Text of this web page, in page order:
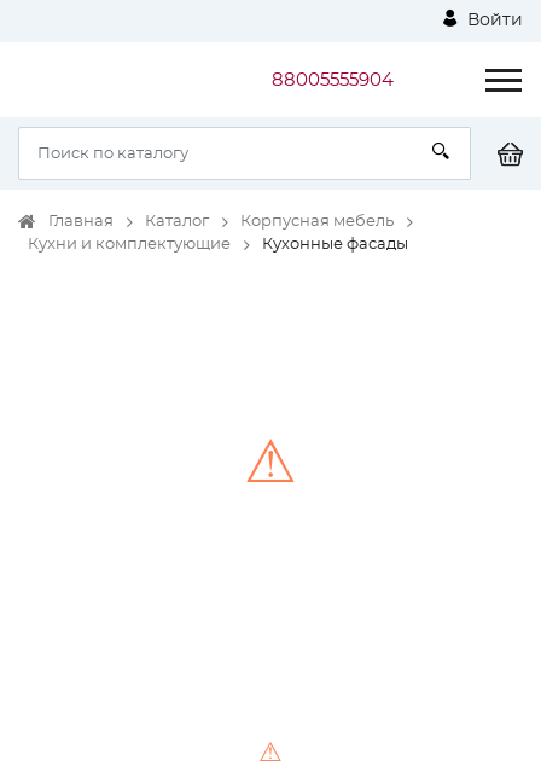
Войти
88005555904
Главная Каталог
Корпусная мебель
Кухни и комплектующие
Кухонные фасады
⚠
⚠